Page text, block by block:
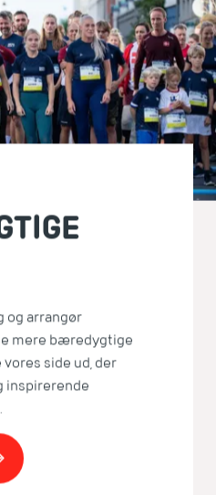
og arrangør
mere bæredygtige
side ud, der
inspirerende